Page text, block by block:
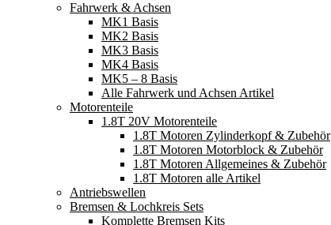
Fahrwerk & Achsen
MK1 Basis
MK2 Basis
MK3 Basis
MK4 Basis
MK5 – 8 Basis
Alle Fahrwerk und Achsen Artikel
Motorenteile
1.8T 20V Motorenteile
1.8T Motoren Zylinderkopf & Zubehör
1.8T Motoren Motorblock & Zubehör
1.8T Motoren Allgemeines & Zubehör
1.8T Motoren alle Artikel
Antriebswellen
Bremsen & Lochkreis Sets
Komplette Bremsen Kits